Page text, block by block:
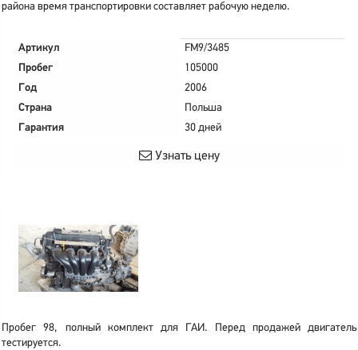
района время транспортировки составляет рабочую неделю.
Артикул
FM9/3485
Пробег
105000
Год
2006
Страна
Польша
Гарантия
30 дней
Узнать цену
Пробег 98, полный комплект для ГАИ. Перед продажей двигатель
тестируется.